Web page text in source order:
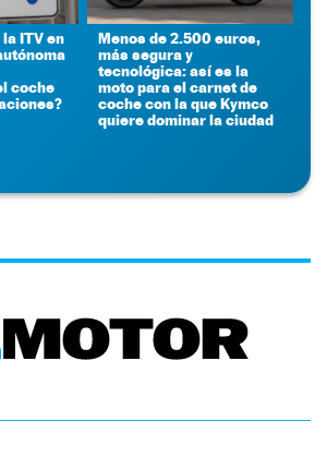
ITV en
coche
Menos de 2.500 euros,
más segura y
tecnológica: así es la
moto para el carnet de
coche con la que Kymco
quiere dominar la ciudad